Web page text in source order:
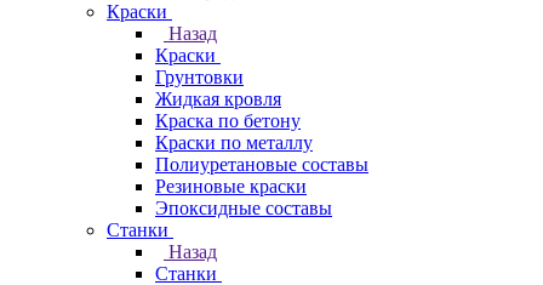
Краски
Назад
Краски
Грунтовки
Жидкая кровля
Краска по бетону
Краски по металлу
Полиуретановые составы
Резиновые краски
Эпоксидные составы
Станки
Назад
Станки